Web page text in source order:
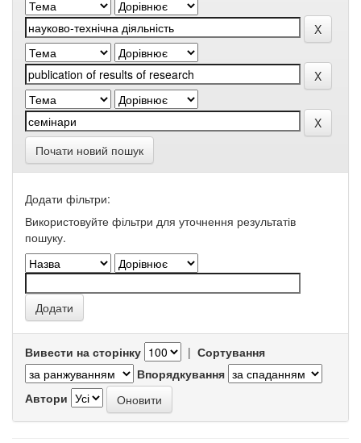
Почати новий пошук
Додати фільтри:
Використовуйте фільтри для уточнення результатів
пошуку.
Вивести на сторінку | Сортування
Впорядкування
Автори